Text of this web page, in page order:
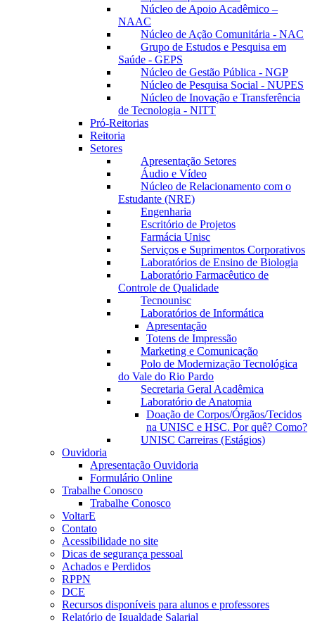
Núcleo de Apoio Acadêmico –
NAAC
Núcleo de Ação Comunitária - NAC
Grupo de Estudos e Pesquisa em
Saúde - GEPS
Núcleo de Gestão Pública - NGP
Núcleo de Pesquisa Social - NUPES
Núcleo de Inovação e Transferência
de Tecnologia - NITT
Pró-Reitorias
Reitoria
Setores
Apresentação Setores
Áudio e Vídeo
Núcleo de Relacionamento com o
Estudante (NRE)
Engenharia
Escritório de Projetos
Farmácia Unisc
Serviços e Suprimentos Corporativos
Laboratórios de Ensino de Biologia
Laboratório Farmacêutico de
Controle de Qualidade
Tecnounisc
Laboratórios de Informática
Apresentação
Totens de Impressão
Marketing e Comunicação
Polo de Modernização Tecnológica
do Vale do Rio Pardo
Secretaria Geral Acadêmica
Laboratório de Anatomia
Doação de Corpos/Órgãos/Tecidos
na UNISC e HSC. Por quê? Como?
UNISC Carreiras (Estágios)
Ouvidoria
Apresentação Ouvidoria
Formulário Online
Trabalhe Conosco
Trabalhe Conosco
VoltarE
Contato
Acessibilidade no site
Dicas de segurança pessoal
Achados e Perdidos
RPPN
DCE
Recursos disponíveis para alunos e professores
Relatório de Igualdade Salarial